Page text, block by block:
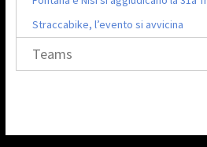
Straccabike, l’evento si avvicina
Teams